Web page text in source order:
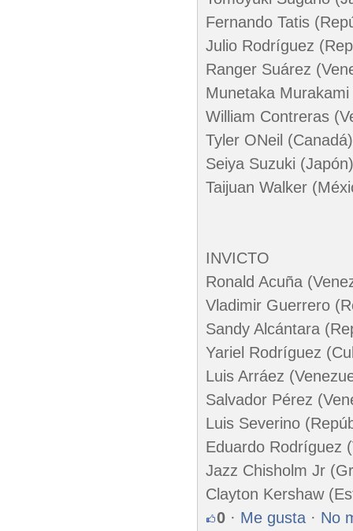
Fernando Tatis
Julio Rodríguez
Ranger Suárez
Munetaka
William Contreras
Tyler ONeil (Canadá)
Seiya Suzuki (Japón)
Taijuan Walker
INVICTO
Ronald Acuña
Vladimir Guerrero
Sandy Alcántara
Yariel Rodríguez
Luis Arráez
Salvador Pérez
Luis Severino
Eduardo Rodríguez
Jazz Chisholm Jr
Clayton Kershaw
0 · Me gusta · No